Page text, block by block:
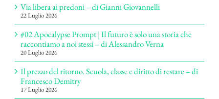
Via libera ai predoni – di Gianni Giovannelli
22 Luglio 2026
#02 Apocalypse Prompt | Il futuro è solo una storia che
raccontiamo a noi stessi – di Alessandro Verna
20 Luglio 2026
Il prezzo del ritorno. Scuola, classe e diritto di restare – di
Francesco Demitry
17 Luglio 2026